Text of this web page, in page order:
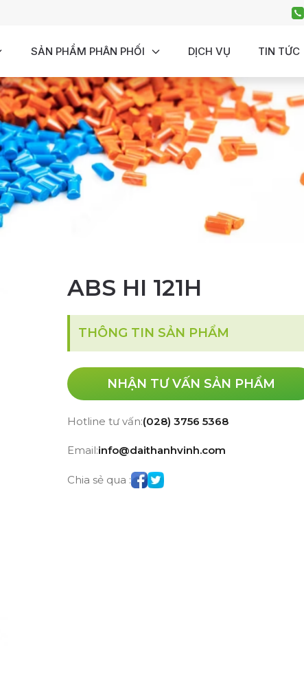
SẢN PHẨM PHÂN PHỐI DỊCH VỤ TIN TỨC
ABS HI 121H
THÔNG TIN SẢN PHẨM
NHẬN TƯ VẤN SẢN PHẨM
Hotline tư vấn:(028) 3756 5368
Email:info@daithanhvinh.com
Chia sẻ qua :